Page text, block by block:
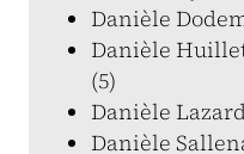
Danièle
Danièle
(5)
Danièle
Danièle